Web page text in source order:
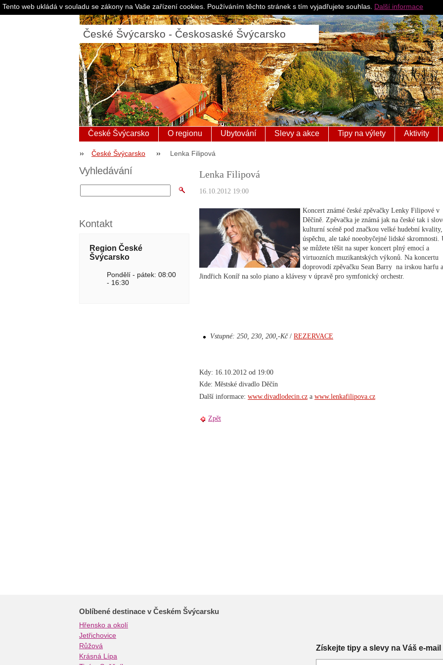
České Švýcarsko - Českosaské Švýcarsko
Pro ubytovatele
České Švýcarsko O regionu Ubytování Slevy a akce Tipy na výlety Aktivity
České Švýcarsko Lenka Filipová
Lenka Filipová
16.10.2012 19:00
Koncert známé české zpěvačky Lenky Filipové v
Děčíně. Zpěvačka je známá jak na české tak i
kulturní scéně pod značkou velké hudební kvality,
úspěchu, ale také noeobyčejné lidské skromnosti.
se můžete těšit na super koncert plný emocí a
virtuozních muzikantských výkonů. Na koncertu
doprovodí zpěvačku Sean Barry na irskou harfu a
Jindřich Koníř na solo piano a klávesy v úpravě pro symfonický orchestr.
Vstupné: 250, 230, 200,-Kč/ REZERVACE
Kdy: 16.10.2012 od 19:00
Kde: Městské divadlo Děčín
Další informace: www.divadlodecin.cz a www.lenkafilipova.cz
Zpět
Vyhledávání
Kontakt
Region České
Švýcarsko
Pondělí - pátek: 08:00
- 16:30
Získejte tipy a slevy na Váš e-mail
Oblíbené destinace v Českém Švýcarsku
Hřensko a okolí
Jetřichovice
Růžová
Krásná Lípa
Tento web ukládá v souladu se zákony na Vaše zařízení cookies. Používáním těchto stránek s tím vyjadřujete souhlas. Další informace